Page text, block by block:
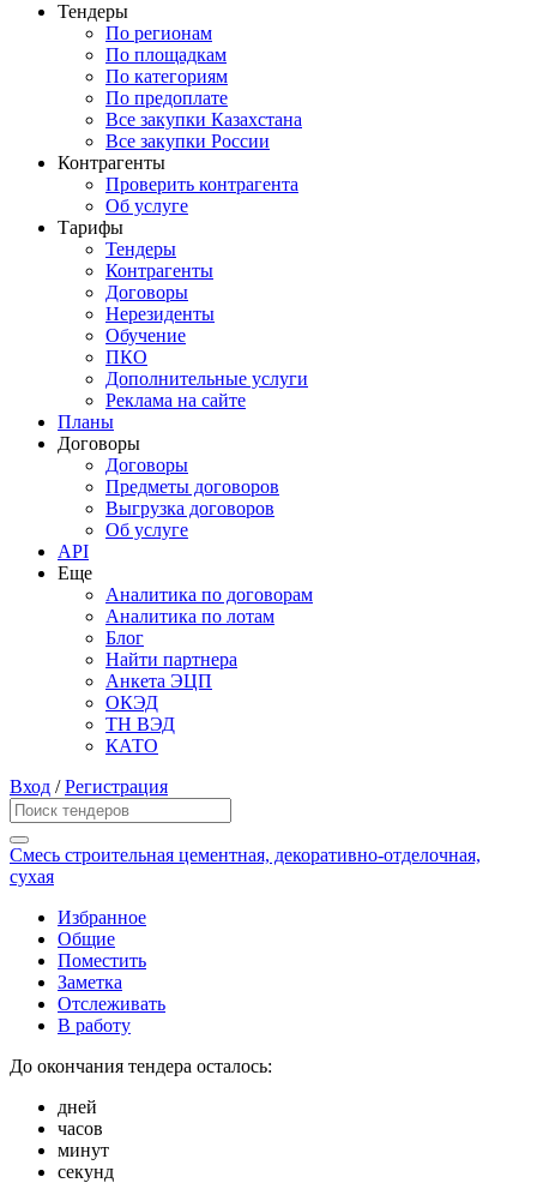
Тендеры
По регионам
По площадкам
По категориям
По предоплате
Все закупки Казахстана
Все закупки России
Контрагенты
Проверить контрагента
Об услуге
Тарифы
Тендеры
Контрагенты
Договоры
Нерезиденты
Обучение
ПКО
Дополнительные услуги
Реклама на сайте
Планы
Договоры
Договоры
Предметы договоров
Выгрузка договоров
Об услуге
API
Еще
Аналитика по договорам
Аналитика по лотам
Блог
Найти партнера
Анкета ЭЦП
ОКЭД
ТН ВЭД
КАТО
Вход /Регистрация
Смесь строительная цементная, декоративно-отделочная,
сухая
Избранное
Общие
Поместить
Заметка
Отслеживать
В работу
До окончания тендера осталось:
дней
часов
минут
секунд